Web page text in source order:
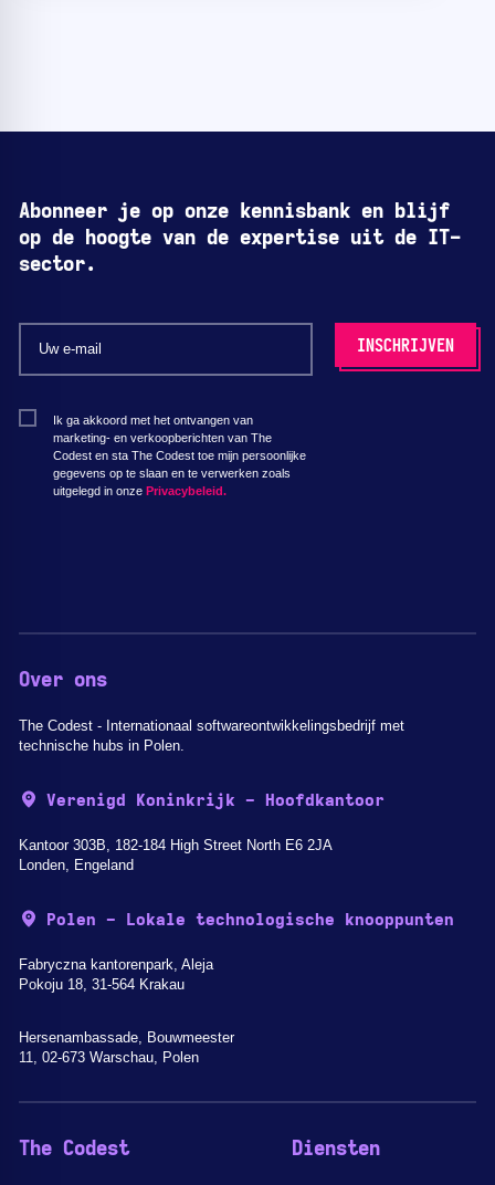
Abonneer je op onze kennisbank en blijf
op de hoogte van de expertise uit de IT-
sector.
Ik ga akkoord met het ontvangen van
marketing- en verkoopberichten van The
Codest en sta The Codest toe mijn persoonlijke
gegevens op te slaan en te verwerken zoals
uitgelegd in onze Privacybeleid.
Over ons
The Codest - Internationaal softwareontwikkelingsbedrijf met
technische hubs in Polen.
Verenigd Koninkrijk - Hoofdkantoor
Kantoor 303B, 182-184 High Street North E6 2JA
Londen, Engeland
Polen - Lokale technologische knooppunten
Fabryczna kantorenpark, Aleja
Pokoju 18, 31-564 Krakau
Hersenambassade, Bouwmeester
11, 02-673 Warschau, Polen
The Codest Diensten